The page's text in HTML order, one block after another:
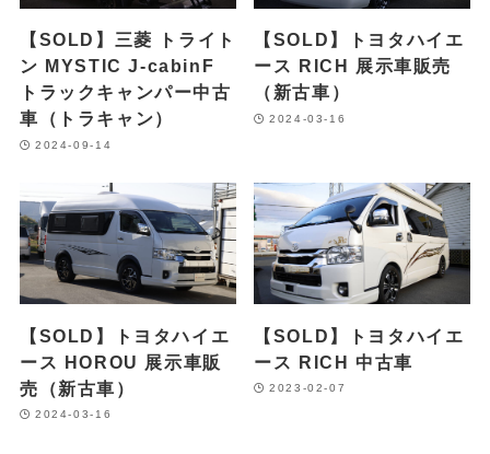
【SOLD】三菱 トライト
ン MYSTIC J-cabinF
トラックキャンパー中古
車（トラキャン）
2024-09-14
【SOLD】トヨタハイエ
ース RICH 展示車販売
（新古車）
2024-03-16
【SOLD】トヨタハイエ
ース HOROU 展示車販
売（新古車）
2024-03-16
【SOLD】トヨタハイエ
ース RICH 中古車
2023-02-07